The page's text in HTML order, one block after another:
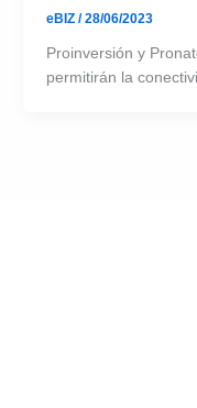
eBIZ /28/06/2023
Proinversión y
permitirán la